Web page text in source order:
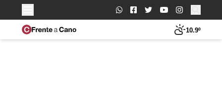
Buscar:
10.9º